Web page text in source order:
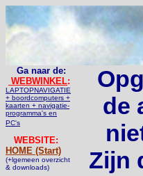
Ga naar de:
WEBWINKEL:
LAPTOPNAVIGATIE
+ boordcomputers +
kaarten + navigatie-
programma's en
PC's
WEBSITE:
HOME (Start)
(+lgemeen overzicht
& downloads)
de
Zijn